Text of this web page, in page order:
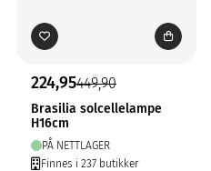
224,95449,90
Brasilia solcellelampe
H16cm
PÅ NETTLAGER
Finnes i 237 butikker